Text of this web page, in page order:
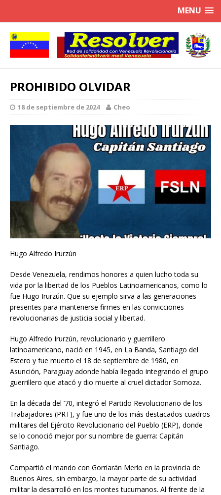
MENU
PROHIBIDO OLVIDAR
18 de septiembre de 2024 Cheo
Hugo Alfredo Irurzún
Desde Venezuela, rendimos honores a quien lucho toda su
vida por la libertad de los Pueblos Latinoamericanos, como lo
fue Hugo Irurzún. Que su ejemplo sirva a las generaciones
presentes para mantenerse firmes en las convicciones
revolucionarias de justicia social y libertad.
Hugo Alfredo Irurzún, revolucionario y guerrillero
latinoamericano, nació en 1945, en La Banda, Santiago del
Estero y fue muerto el 18 de septiembre de 1980, en
Asunción, Paraguay adonde había llegado integrando el grupo
guerrillero que atacó y dio muerte al cruel dictador Somoza.
En la década del ’70, integró el Partido Revolucionario de los
Trabajadores (PRT), y fue uno de los más destacados cuadros
militares del Ejército Revolucionario del Pueblo (ERP), donde
se lo conoció mejor por su nombre de guerra: Capitán
Santiago.
Compartió el mando con Gorriarán Merlo en la provincia de
Buenos Aires, sin embargo, la mayor parte de su actividad
militar la desarrolló en los montes tucumanos. Al frente de la